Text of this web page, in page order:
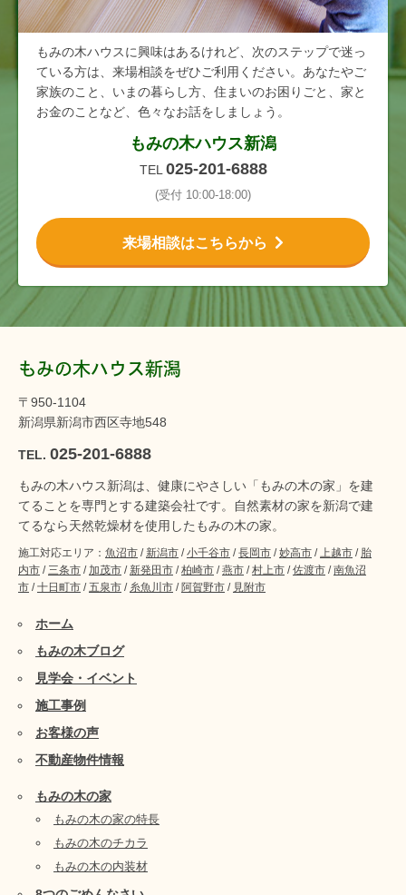
もみの木ハウスに興味はあるけれど、次のステップで迷っ
ている方は、来場相談をぜひご利用ください。あなたやご
家族のこと、いまの暮らし方、住まいのお困りごと、家と
お金のことなど、色々なお話をしましょう。
もみの木ハウス新潟
TEL 025-201-6888
(受付 10:00-18:00)
来場相談はこちらから
もみの木ハウス新潟
〒950-1104
新潟県新潟市西区寺地548
TEL. 025-201-6888
もみの木ハウス新潟は、健康にやさしい「もみの木の家」を建
てることを専門とする建築会社です。自然素材の家を新潟で建
てるなら天然乾燥材を使用したもみの木の家。
施工対応エリア： 魚沼市 / 新潟市 /小千谷市 /長岡市 /妙高市 / 上越市 / 胎
内市 / 三条市 /加茂市 / 新発田市 /柏崎市 /燕市 /村上市 /佐渡市 /南魚沼
市 /十日町市 /五泉市 / 糸魚川市 /阿賀野市 / 見附市
ホーム
もみの木ブログ
見学会・イベント
施工事例
お客様の声
不動産物件情報
もみの木の家
もみの木の家の特長
もみの木のチカラ
もみの木の内装材